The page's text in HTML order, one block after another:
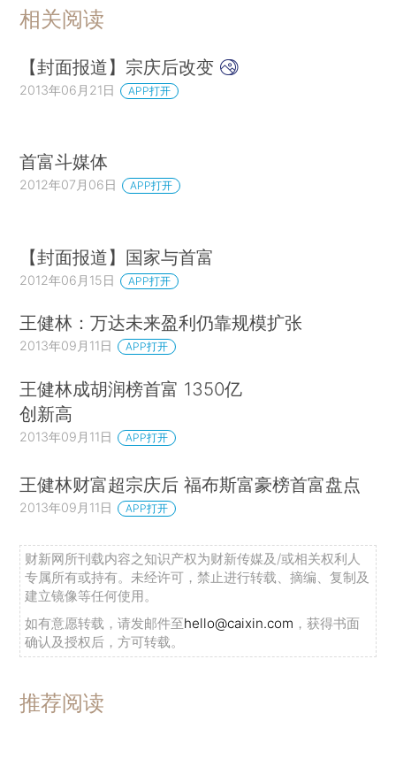
相关阅读
【封面报道】宗庆后改变
2013年06月21日 APP打开
首富斗媒体
2012年07月06日 APP打开
【封面报道】国家与首富
2012年06月15日 APP打开
王健林：万达未来盈利仍靠规模扩张
2013年09月11日 APP打开
王健林成胡润榜首富 1350亿
创新高
2013年09月11日 APP打开
王健林财富超宗庆后 福布斯富豪榜首富盘点
2013年09月11日 APP打开
财新网所刊载内容之知识产权为财新传媒及/或相关权利人
专属所有或持有。未经许可，禁止进行转载、摘编、复制及
建立镜像等任何使用。
如有意愿转载，请发邮件至hello@caixin.com ，获得书面
确认及授权后，方可转载。
推荐阅读